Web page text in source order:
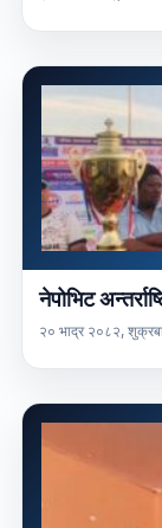
नेपोभिट
२० भाद्र २०८२,